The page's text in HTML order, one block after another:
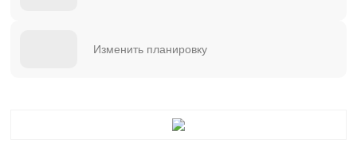
Изменить планировку